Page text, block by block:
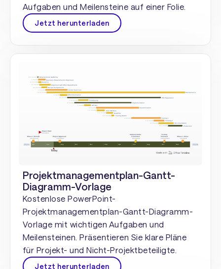
Aufgaben und Meilensteine auf einer Folie.
Jetzt herunterladen
Projektmanagementplan-Gantt-
Diagramm-Vorlage
Kostenlose PowerPoint-
Projektmanagementplan-Gantt-Diagramm-
Vorlage mit wichtigen Aufgaben und
Meilensteinen. Präsentieren Sie klare Pläne
für Projekt- und Nicht-Projektbeteiligte.
Jetzt herunterladen